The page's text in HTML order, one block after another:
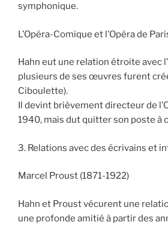
symphonique.
L’Opéra-Comique et l’Opéra de
Hahn eut une relation étroite avec
plusieurs de ses œuvres furent
Ciboulette).
Il devint brièvement directeur de
1940, mais dut quitter son poste à
3. Relations avec des écrivains et
Marcel Proust (1871-1922)
Hahn et Proust vécurent une
une profonde amitié à partir des